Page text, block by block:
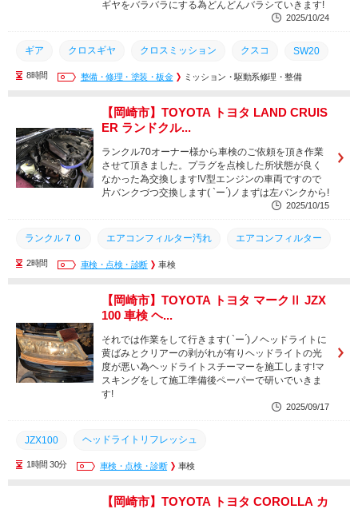
ギヤをバラバラにする為どんどんバラシていきます!
2025/10/24
ギア クロスギヤ クロスミッション クスコ SW20
点検 整備 知立市 名古屋市 刈谷市 蒲郡市
岡崎市 西尾市
豊橋市 三河エリア 愛知県
8時間 整備・修理・塗装・板金 ミッション・駆動系修理・整備
【岡崎市】TOYOTA トヨタ LAND CRUIS
ER ランドクル...
ランクル70オーナー様から車検のご依頼を頂き作業
させて頂きました。プラグを点検した所状態が良く
なかった為交換します!V型エンジンの車両ですので
片バンクづつ交換します( `ー ́)ノまずは左バンクから!
2025/10/15
ランクル７０ エアコンフィルター汚れ エアコンフィルター
プラグ交換 車検 点検
安城市 岡崎市 豊田市
豊川市 豊橋市
2時間 車検・点検・診断 車検
【岡崎市】TOYOTA トヨタ マークⅡ JZX
100 車検 ヘ...
それでは作業をして行きます( `ー ́)ノヘッドライトに
黄ばみとクリアーの剥がれが有りヘッドライトの光
度が悪い為ヘッドライトスチーマーを施工します!マ
スキングをして施工準備後ペーパーで研いでいきま
す!
2025/09/17
JZX100 ヘッドライトリフレッシュ
ヘッドライトスチーマー施工 ヘッドライトスチーマー
車検 整備 愛知県
1時間 30分 車検・点検・診断 車検
【岡崎市】TOYOTA トヨタ COROLLA カ